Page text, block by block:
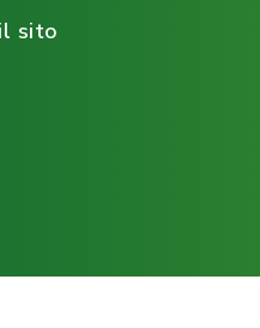
sito